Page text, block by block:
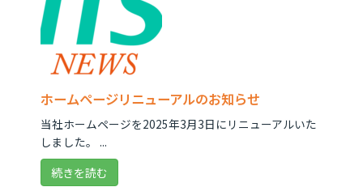
ホームページリニューアルのお知らせ
当社ホームページを2025年3月3日にリニューアルいた
しました。 ...
続きを読む